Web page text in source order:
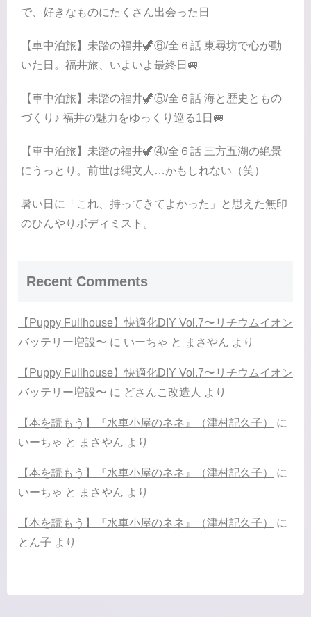
で、好きなものにたくさん出会った日
【車中泊旅】未踏の福井🦖⑥/全６話 東尋坊で心が動
いた日。福井旅、いよいよ最終日🚐
【車中泊旅】未踏の福井🦖⑤/全６話 海と歴史ともの
づくり♪ 福井の魅力をゆっくり巡る1日🚐
【車中泊旅】未踏の福井🦖④/全６話 三方五湖の絶景
にうっとり。前世は縄文人…かもしれない（笑）
暑い日に「これ、持ってきてよかった」と思えた無印
のひんやりボディミスト。
Recent Comments
【Puppy Fullhouse】快適化DIY Vol.7〜リチウムイオン
バッテリー増設〜 に いーちゃ と まさやん より
【Puppy Fullhouse】快適化DIY Vol.7〜リチウムイオン
バッテリー増設〜 に どさんこ改造人 より
【本を読もう】『水車小屋のネネ』（津村記久子）
に
いーちゃ と まさやん より
【本を読もう】『水車小屋のネネ』（津村記久子）
に
いーちゃ と まさやん より
【本を読もう】『水車小屋のネネ』（津村記久子）
に
とん子 より